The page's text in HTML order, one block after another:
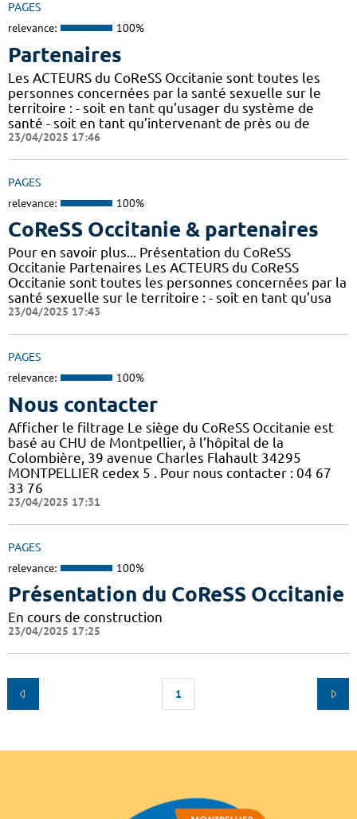
PAGES
relevance: 100%
Partenaires
Les ACTEURS du CoReSS Occitanie sont toutes les
personnes concernées par la santé sexuelle sur le
territoire : - soit en tant qu’usager du système de
santé - soit en tant qu’intervenant de près ou de
23/04/2025 17:46
PAGES
relevance: 100%
CoReSS Occitanie & partenaires
Pour en savoir plus... Présentation du CoReSS
Occitanie Partenaires Les ACTEURS du CoReSS
Occitanie sont toutes les personnes concernées par la
santé sexuelle sur le territoire : - soit en tant qu’usa
23/04/2025 17:43
PAGES
relevance: 100%
Nous contacter
Afficher le filtrage Le siège du CoReSS Occitanie est
basé au CHU de Montpellier, à l’hôpital de la
Colombière, 39 avenue Charles Flahault 34295
MONTPELLIER cedex 5 . Pour nous contacter : 04 67
33 76
23/04/2025 17:31
PAGES
relevance: 100%
Présentation du CoReSS Occitanie
En cours de construction
23/04/2025 17:25
1